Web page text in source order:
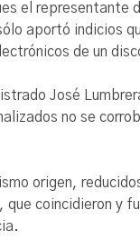
el representante
aportó indicios
de un
José
no se
origen,
coincidieron y